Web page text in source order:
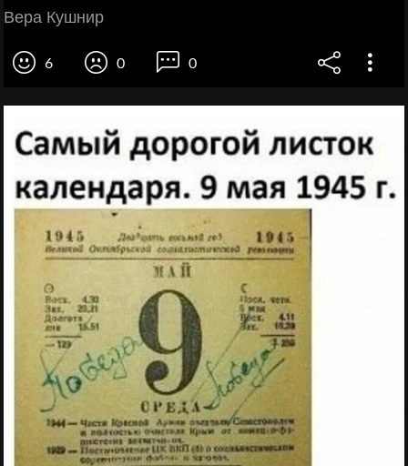
Вера Кушнир
6 0 0